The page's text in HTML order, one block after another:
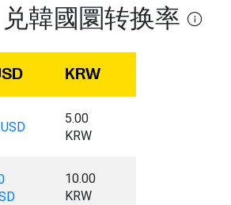
韓國圜转换率
KRW
5.00
KRW
10.00
KRW